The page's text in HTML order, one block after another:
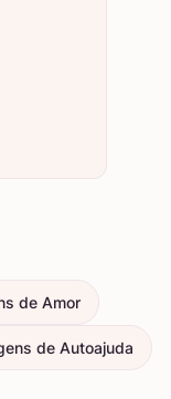
de Amor
de Autoajuda